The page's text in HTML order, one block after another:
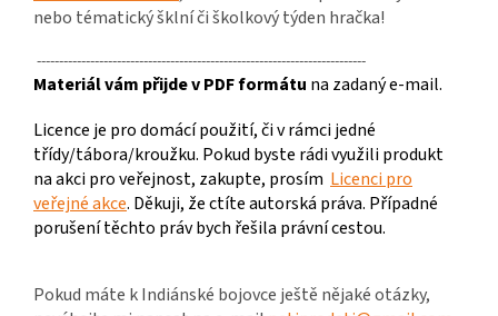
nebo tématický šklní či školkový týden hračka!
--------------------------------------------------------------------------
Materiál vám přijde v PDF formátu na zadaný e-mail.
Licence je pro domácí použití, či v rámci jedné
třídy/tábora/kroužku. Pokud byste rádi využili produkt
na akci pro veřejnost, zakupte, prosím Licenci pro
veřejné akce. Děkuji, že ctíte autorská práva. Případné
porušení těchto práv bych řešila právní cestou.
Pokud máte k Indiánské bojovce ještě nějaké otázky,